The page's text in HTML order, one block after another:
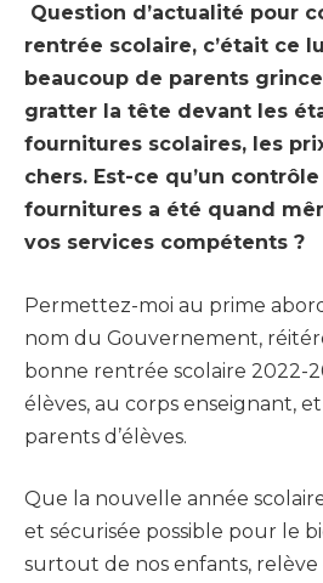
Question d’actualité pour
rentrée scolaire, c’était ce
beaucoup de parents
gratter la tête devant les
fournitures scolaires, les
chers. Est-ce qu’un
fournitures a été quand
vos services compétents ?
Permettez-moi au prime
nom du Gouvernement,
bonne rentrée scolaire 2022-
élèves, au corps enseignant,
parents d’élèves.
Que la nouvelle année
et sécurisée possible pour le
surtout de nos enfants, relève